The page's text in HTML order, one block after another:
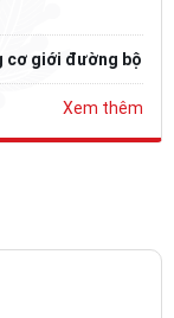
cơ giới đường bộ
Xem thêm